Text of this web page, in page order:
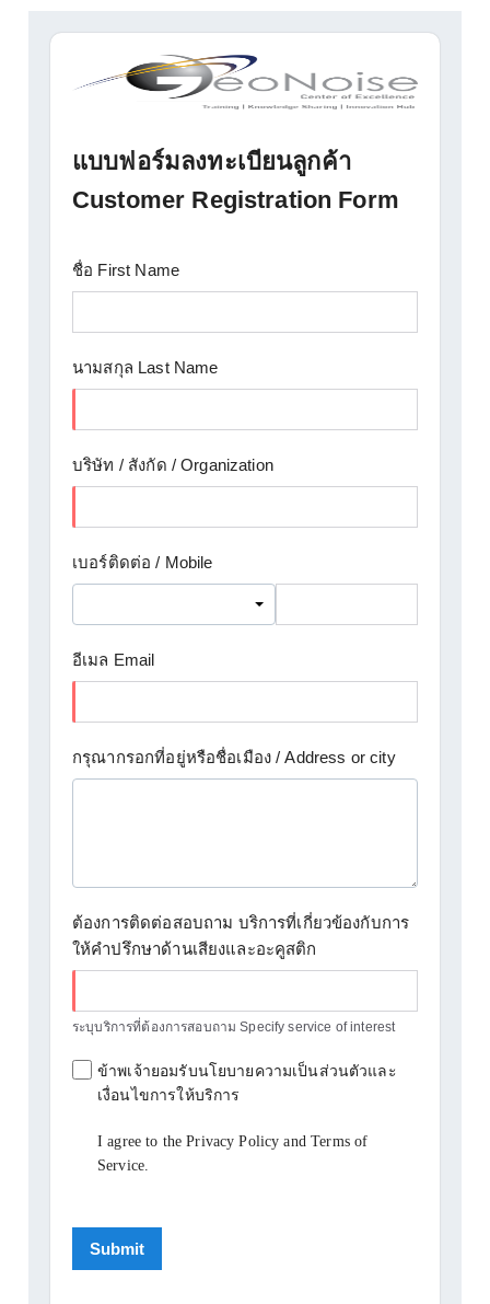
แบบฟอร์มลงทะเบียนลูกค้า
Customer Registration Form
ชื่อ First Name
นามสกุล Last Name
บริษัท / สังกัด / Organization
เบอร์ติดต่อ / Mobile
อีเมล Email
กรุณากรอกที่อยู่หรือชื่อเมือง / Address or city
ต้องการติดต่อสอบถาม บริการที่เกี่ยวข้องกับการ
ให้คำปรึกษาด้านเสียงและอะคูสติก
ระบุบริการที่ต้องการสอบถาม Specify service of interest
ข้าพเจ้ายอมรับนโยบายความเป็นส่วนตัวและ
เงื่อนไขการให้บริการ
I agree to the Privacy Policy and Terms of
Service.